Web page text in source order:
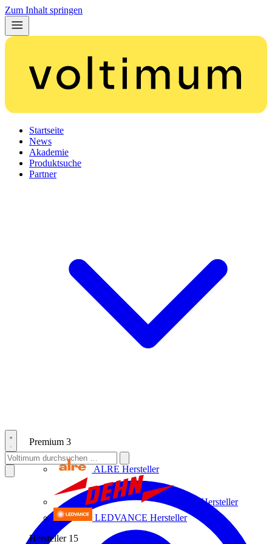
Zum Inhalt springen
Startseite
News
Akademie
Produktsuche
Partner
Premium 3
ALRE Hersteller
Hersteller
LEDVANCE Hersteller
Hersteller 15